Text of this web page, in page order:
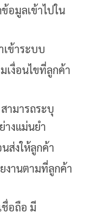
มูลเข้าไปใน
ข้าระบบ
เงื่อนไขที่ลูกค้า
ามารถระบุ
างแม่นยำ
ส่งให้ลูกค้า
งานตามที่ลูกค้า
ชื่อถือ มี